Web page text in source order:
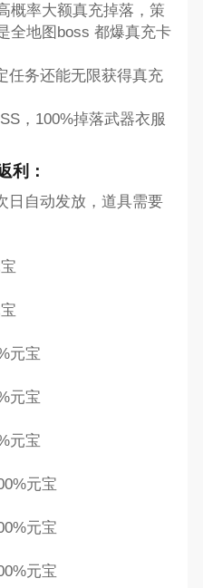
概率大额真充掉落，策
全地图boss 都爆真充卡
务还能无限获得真充
，100%掉落武器衣服
利：
日自动发放，道具需要
元宝
元宝
元宝
元宝
元宝
元宝